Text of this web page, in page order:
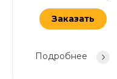
Заказать
Подробнее